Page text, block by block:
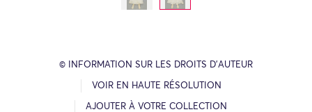
© INFORMATION SUR LES DROITS D’AUTEUR
VOIR EN HAUTE RÉSOLUTION
AJOUTER À VOTRE COLLECTION